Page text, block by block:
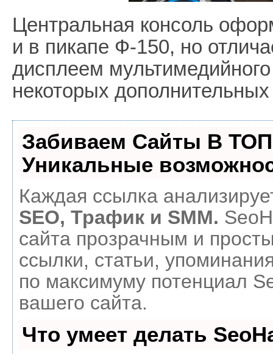
Центральная консоль
и в пикапе Ф-150, но
дисплеем
некоторых
Забиваем Сайты В
Уникальные
Каждая ссылка
SEO, Трафик и SMM.
сайта прозрачным и
ссылки, статьи,
по максимуму потенциал
вашего сайта.
Что умеет делать